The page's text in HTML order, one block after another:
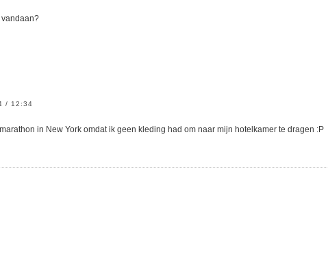
vandaan?
/ 12:34
in New York omdat ik geen kleding had om naar mijn hotelkamer te dragen :P